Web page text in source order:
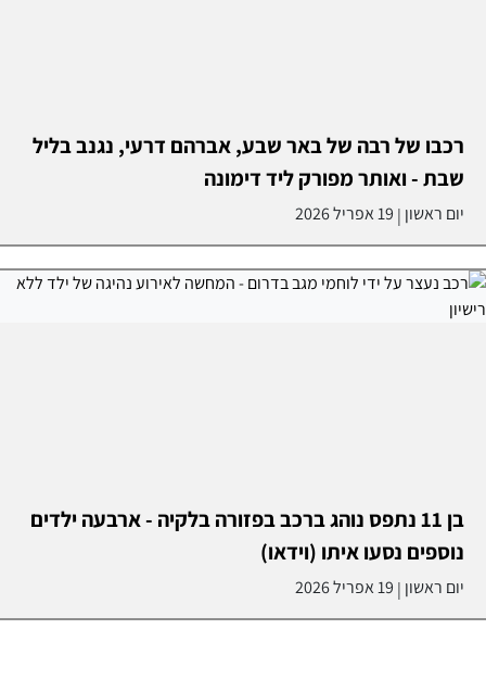
רכבו של רבה של באר שבע, אברהם דרעי, נגנב בליל
שבת - ואותר מפורק ליד דימונה
יום ראשון | 19 אפריל 2026
בן 11 נתפס נוהג ברכב בפזורה בלקיה - ארבעה ילדים
נוספים נסעו איתו (וידאו)
יום ראשון | 19 אפריל 2026